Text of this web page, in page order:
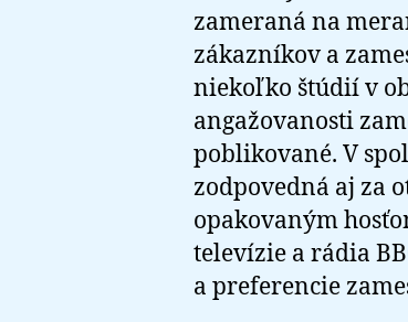
zameraná na
zákazníkov a
niekoľko štúdií v
angažovanosti
poblikované. V
zodpovedná aj za
opakovaným
televízie a rádia
a preferencie